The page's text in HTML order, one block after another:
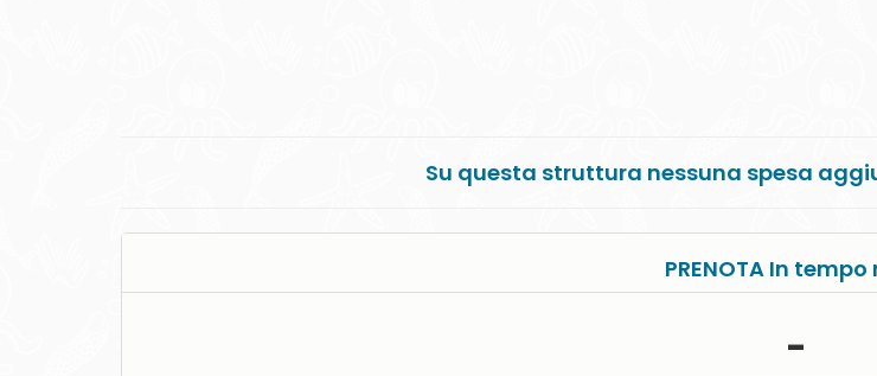
Su questa struttura nessuna spesa
PRENOTA In
-